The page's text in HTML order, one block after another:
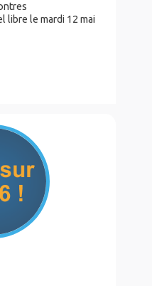
le mardi 12 mai